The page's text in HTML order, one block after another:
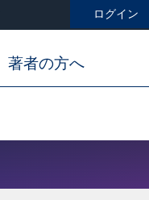
ログイン
著者の方へ